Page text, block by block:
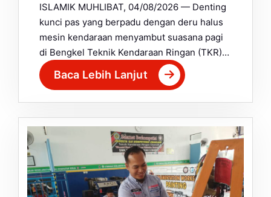
ISLAMIK MUHLIBAT, 04/08/2026 — Denting
kunci pas yang berpadu dengan deru halus
mesin kendaraan menyambut suasana pagi
di Bengkel Teknik Kendaraan Ringan (TKR)…
Baca Lebih Lanjut